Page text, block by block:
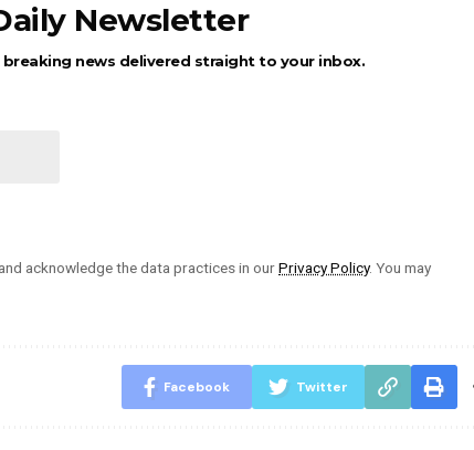
Newsletter
news delivered straight to your inbox.
and acknowledge the data practices in ourPrivacy Policy. You may
Facebook Twitter